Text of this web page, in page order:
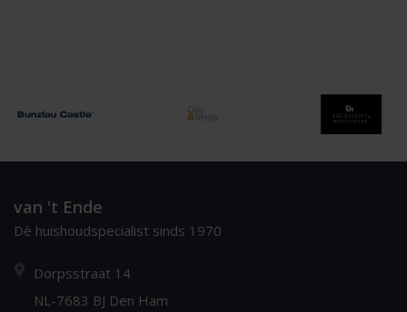
van 't Ende
Dè huishoudspecialist sinds 1970
Dorpsstraat 14
NL-7683 BJ Den Ham